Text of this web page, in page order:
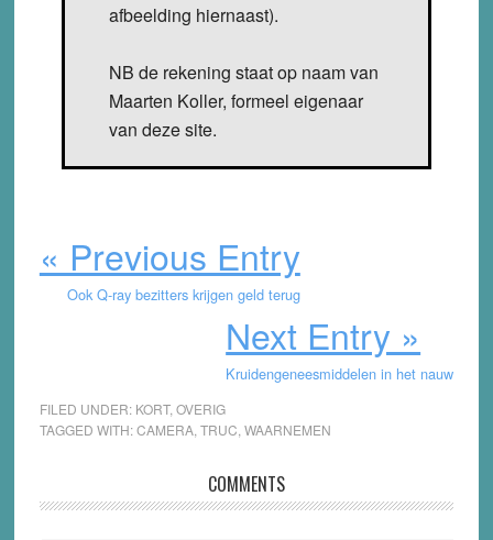
afbeelding hiernaast).
NB de rekening staat op naam van
Maarten Koller, formeel eigenaar
van deze site.
« Previous Entry
Ook Q-ray bezitters krijgen geld terug
Next Entry »
Kruidengeneesmiddelen in het nauw
FILED UNDER: KORT, OVERIG
TAGGED WITH:CAMERA, TRUC WAARNEMEN
Interactions
COMMENTS